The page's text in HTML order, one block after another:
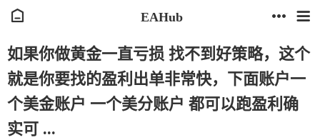
EAHub
如果你做黄金一直亏损 找不到好策略，这个
就是你要找的盈利出单非常快，下面账户一
个美金账户 一个美分账户 都可以跑盈利确
实可 ...